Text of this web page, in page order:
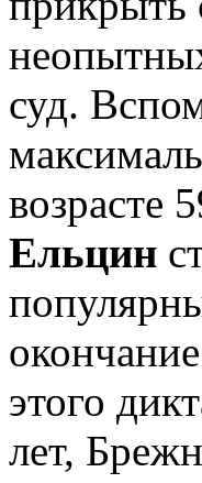
суд.
возрасте
Ельцин
этого
лет,